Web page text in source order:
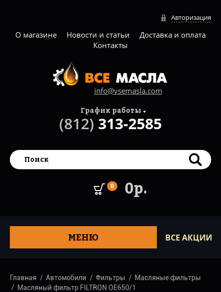
Авторизация
О магазине Новости и статьи
Доставка и оплата
Контакты
info@vsemasla.com
0 0р.
График работы
(812) 313-2585
МЕНЮ ВСЕ АКЦИИ
Главная Автомобили Фильтры
Масляные фильтры
Масляный фильтр FILTRON OE650/1